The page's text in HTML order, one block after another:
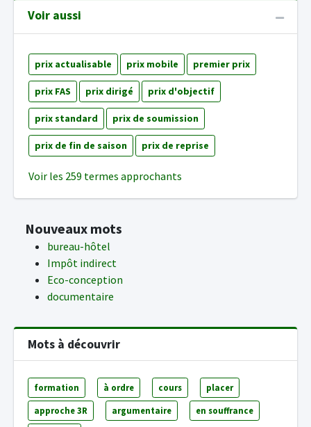
Voir aussi
prix actualisable prix mobile premier prix
prix FAS prix dirigé prix d'objectif
prix standard prix de soumission
prix de fin de saison prix de reprise
Voir les 259 termes approchants
Nouveaux mots
bureau-hôtel
Impôt indirect
Eco-conception
documentaire
Mots à découvrir
formation à ordre cours placer
approche 3R argumentaire en souffrance